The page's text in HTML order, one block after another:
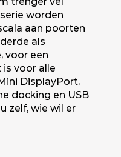
worden
aan poorten
als
voor een
voor alle
DisplayPort,
docking en USB
zelf, wie wil er